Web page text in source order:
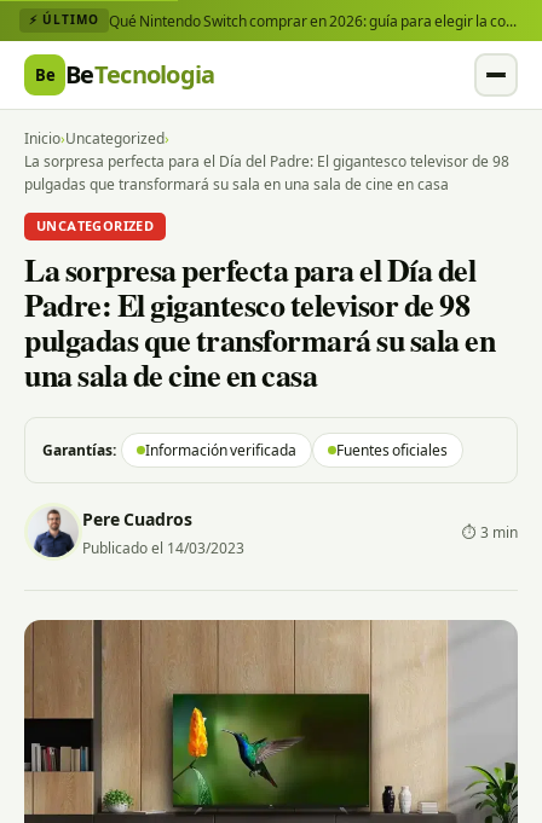
⚡ ÚLTIMO Qué Nintendo Switch comprar en 2026: guía para elegir la consola y los juegos que necesitas
Be BeTecnologia
Inicio›Uncategorized›
La sorpresa perfecta para el Día del Padre: El gigantesco televisor de 98
pulgadas que transformará su sala en una sala de cine en casa
UNCATEGORIZED
La sorpresa perfecta para el Día del
Padre: El gigantesco televisor de 98
pulgadas que transformará su sala en
una sala de cine en casa
Garantías: Información verificada Fuentes oficiales
Pere Cuadros
Publicado el 14/03/2023
⏱ 3 min